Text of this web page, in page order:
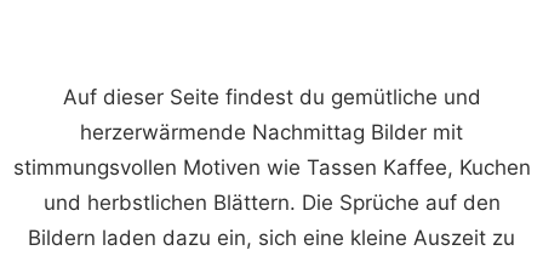
Auf dieser Seite findest du gemütliche und
herzerwärmende Nachmittag Bilder mit
stimmungsvollen Motiven wie Tassen Kaffee, Kuchen
und herbstlichen Blättern. Die Sprüche auf den
Bildern laden dazu ein, sich eine kleine Auszeit zu